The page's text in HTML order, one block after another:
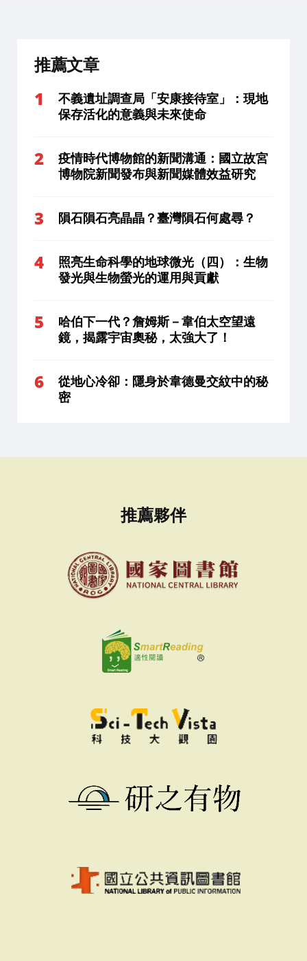
推薦文章
不義遺址調查局「安康接待室」：現地
保存活化的意義與未來使命
疫情時代博物館的新聞溝通：國立故宮
博物院新聞發布與新聞媒體效益研究
隕石隕石亮晶晶？臺灣隕石何處尋？
照亮生命科學的地球微光（四）：生物
發光與生物螢光的運用與貢獻
哈伯下一代？詹姆斯－韋伯太空望遠
鏡，揭露宇宙奧秘，太強大了！
從地心冷卻：隱身於韋德曼交紋中的秘
密
推薦夥伴